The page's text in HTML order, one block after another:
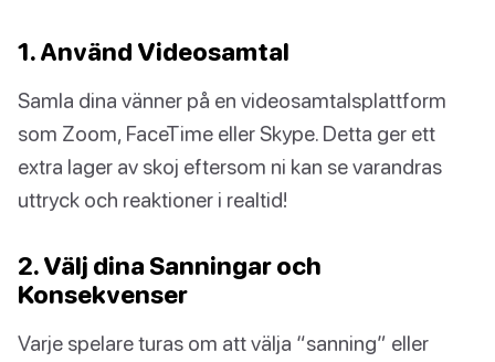
1. Använd Videosamtal
Samla dina vänner på en videosamtalsplattform
som Zoom, FaceTime eller Skype. Detta ger ett
extra lager av skoj eftersom ni kan se varandras
uttryck och reaktioner i realtid!
2. Välj dina Sanningar och
Konsekvenser
Varje spelare turas om att välja “sanning” eller